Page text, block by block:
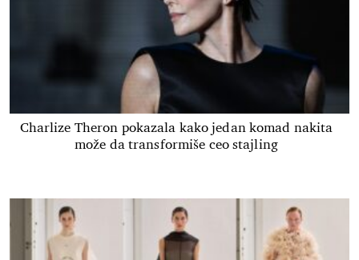
Charlize Theron pokazala kako jedan komad nakita
može da transformiše ceo stajling